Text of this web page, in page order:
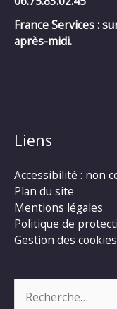
France Services :
après-midi.
Liens
Accessibilité : non
Plan du site
Mentions légales
Politique de
Gestion des cookies